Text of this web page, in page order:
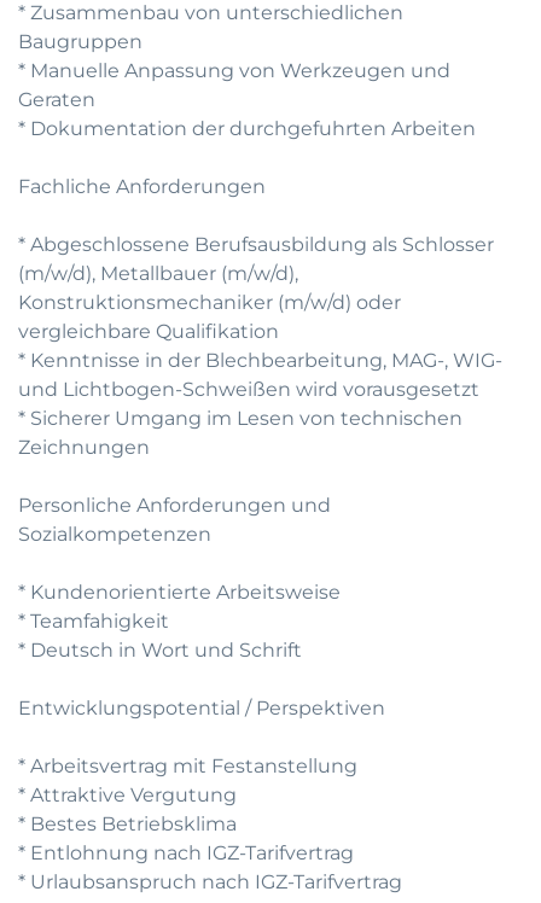
* Zusammenbau von unterschiedlichen
Baugruppen
* Manuelle Anpassung von Werkzeugen und
Geraten
* Dokumentation der durchgefuhrten Arbeiten
Fachliche Anforderungen
* Abgeschlossene Berufsausbildung als Schlosser
(m/w/d), Metallbauer (m/w/d),
Konstruktionsmechaniker (m/w/d) oder
vergleichbare Qualifikation
* Kenntnisse in der Blechbearbeitung, MAG-, WIG-
und Lichtbogen-Schweißen wird vorausgesetzt
* Sicherer Umgang im Lesen von technischen
Zeichnungen
Personliche Anforderungen und
Sozialkompetenzen
* Kundenorientierte Arbeitsweise
* Teamfahigkeit
* Deutsch in Wort und Schrift
Entwicklungspotential / Perspektiven
* Arbeitsvertrag mit Festanstellung
* Attraktive Vergutung
* Bestes Betriebsklima
* Entlohnung nach IGZ-Tarifvertrag
* Urlaubsanspruch nach IGZ-Tarifvertrag